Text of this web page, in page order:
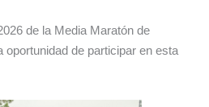
de la Media Maratón de
oportunidad de participar en esta